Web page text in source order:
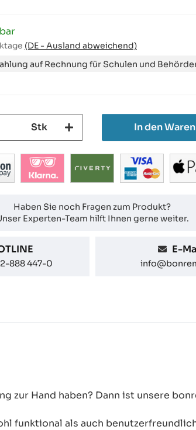
(DE - Ausland abweichend)
auf Rechnung für Schulen und
Stk In den
Haben Sie noch Fragen zum Produkt?
Experten-Team hilft Ihnen gerne weiter.
888 447-0
E-
zur Hand haben? Dann ist unsere
funktional als auch